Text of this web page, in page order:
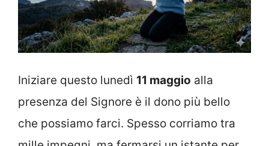
Iniziare questo lunedì 11 maggio alla
presenza del Signore è il dono più bello
che possiamo farci. Spesso corriamo tra